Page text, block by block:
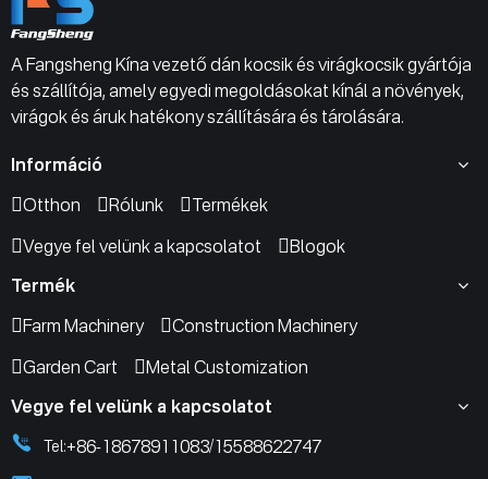
A Fangsheng Kína vezető dán kocsik és virágkocsik gyártója
és szállítója, amely egyedi megoldásokat kínál a növények,
virágok és áruk hatékony szállítására és tárolására.
Információ
Otthon
Rólunk
Termékek
Vegye fel velünk a kapcsolatot
Blogok
Termék
Farm Machinery
Construction Machinery
Garden Cart
Metal Customization
Vegye fel velünk a kapcsolatot
Tel:+86-18678911083/15588622747